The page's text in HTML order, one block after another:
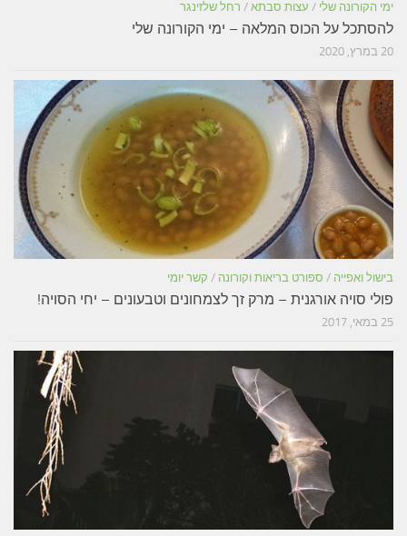
ימי הקורונה שלי / עצות סבתא / רחל שלזינגר
להסתכל על הכוס המלאה – ימי הקורונה שלי
20 במרץ, 2020
בישול ואפייה / ספורט בריאות וקורונה / קשר יומי
פולי סויה אורגנית – מרק זך לצמחונים וטבעונים – יחי הסויה!
25 במאי, 2017